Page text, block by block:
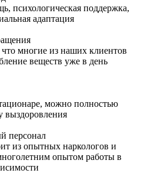
психологическая поддержка,
адаптация
многие из наших клиентов
веществ уже в день
можно полностью
выздоровления
персонал
из опытных наркологов и
опытом работы в